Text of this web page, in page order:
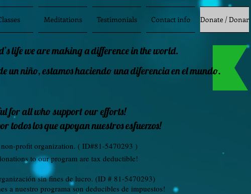
Meditations Testimonials Contact info Donate / Donar
for all who support our efforts!
todos los que apoyan nuestros esfuerzos!
proﬁt organization. ( ID#81-5470293 )
to our program are tax deductible!
sin fines de lucro. (ID # 81-5470293)
a nuestro programa son deducibles de impuestos!
life we are making a difference in the world.
un niño, estamos haciendo una diferencia en el mundo.